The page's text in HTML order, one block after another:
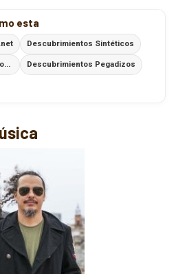
esta
Descubrimientos Sintéticos
Descubrimientos Poesías con Ritmo Descubrimientos Pegadizos